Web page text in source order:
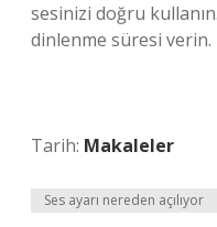
sesinizi doğru
dinlenme süresi verin.
Tarih: Makaleler
Ses ayarı nereden açılıyor